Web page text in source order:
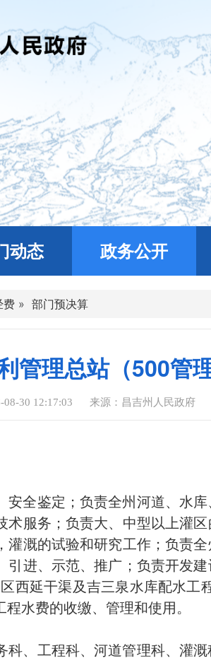
动态 政务公开
费 » 部门预决算
管理总站（500管
30 12:17:03 来源：昌吉州人民政府
安全鉴定；负责全州河道、水
服务；负责大、中型以上灌
灌溉的试验和研究工作；负责
引进、示范、推广；负责开发
西延干渠及吉三泉水库配水
水费的收缴、管理和使用。
科、工程科、河道管理科、灌